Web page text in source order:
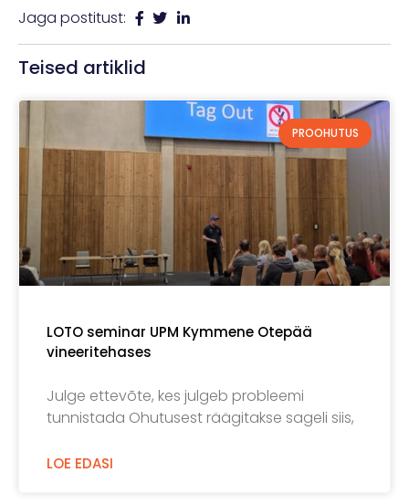
Jaga postitust:
Teised artiklid
PROOHUTUS
LOTO seminar UPM Kymmene Otepää
vineeritehases
Julge ettevõte, kes julgeb probleemi
tunnistada Ohutusest räägitakse sageli siis,
LOE EDASI